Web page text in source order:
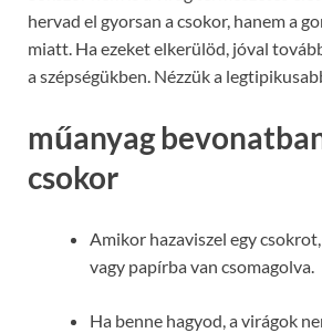
hervad el gyorsan a csokor, hanem a
miatt. Ha ezeket elkerülöd, jóval
a szépségükben. Nézzük a
műanyag
csokor
Amikor hazaviszel egy
vagy papírba van csomagolva.
Ha benne hagyod, a virágok